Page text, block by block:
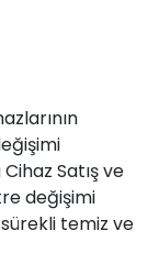
Satış ve
değişimi
sürekli temiz ve